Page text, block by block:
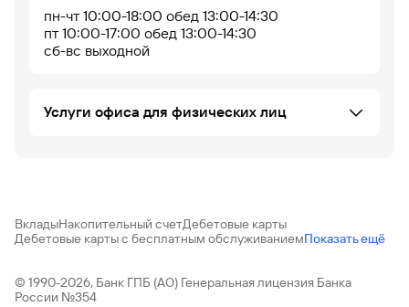
Офис сейчас закрыт
До 14% годовых по
07 08 09 10 11 12 13 14 15
пн-чт 10:00-18:00 обед 13:00-14:30
пт 10:00-17:00 обед 13:00-14:30
сб-вс выходной
Услуги офиса для физических лиц
Программа долгосрочных сбережений (ПДС)
Банковские карты
прием пакета документов для оформления
Купля-продажа иностранной валюты в
безналичной форме
ВкладыНакопительный счетДебетовые карты
Дебетовые карты с бесплатным обслуживаниемПоказать ещё
© 1990-2026, Банк ГПБ (АО) Генеральная лицензия Банка
России №354